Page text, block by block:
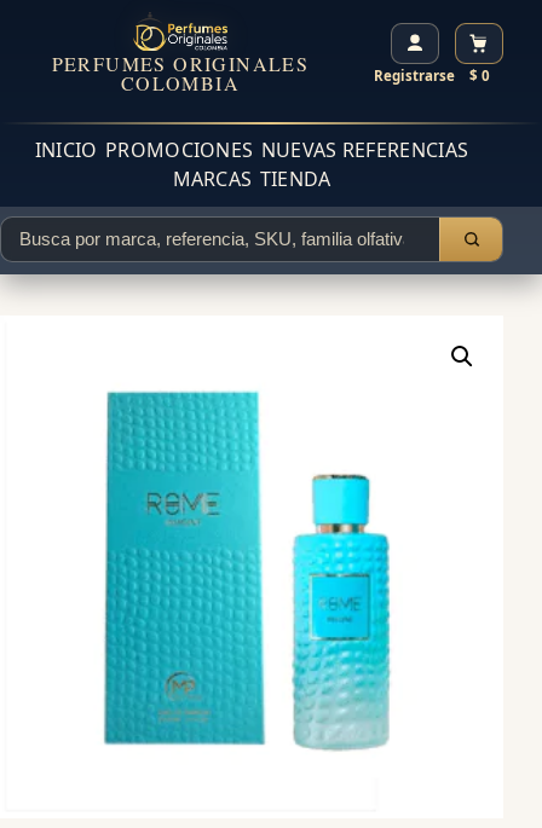
PERFUMES ORIGINALES
COLOMBIA Registrarse $ 0
INICIO PROMOCIONES NUEVAS REFERENCIAS
MARCAS TIENDA